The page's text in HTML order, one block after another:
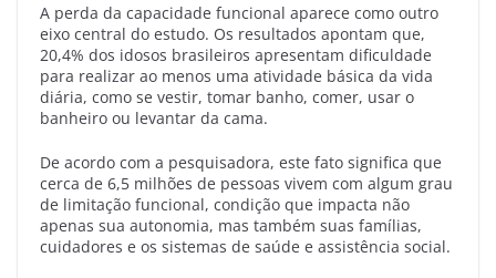
A perda da capacidade funcional aparece como outro
eixo central do estudo. Os resultados apontam que,
20,4% dos idosos brasileiros apresentam dificuldade
para realizar ao menos uma atividade básica da vida
diária, como se vestir, tomar banho, comer, usar o
banheiro ou levantar da cama.
De acordo com a pesquisadora, este fato significa que
cerca de 6,5 milhões de pessoas vivem com algum grau
de limitação funcional, condição que impacta não
apenas sua autonomia, mas também suas famílias,
cuidadores e os sistemas de saúde e assistência social.